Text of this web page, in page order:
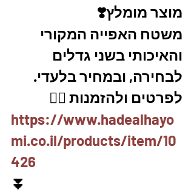
מוצר מומלץ❣️
משטח האפייה המקורי
והאיכותי בשני גדלים
לבחירה, ובמחיר בלעדי.
לפרטים ולהזמנות 👇🏼
https://www.hadealhayo
mi.co.il/products/item/10
426
⏬